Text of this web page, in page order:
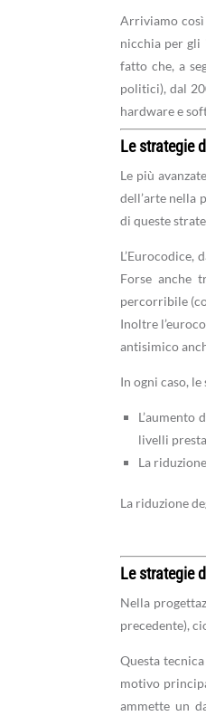
Arriviamo così
nicchia per gli
fatto che, a
politici), dal
hardware e
Le strategie
Le più
dell’arte nella
di queste
Forse anche
percorribile
Inoltre
antisimico
In ogni caso,
livelli
La
La riduzione
Le strategie
Nella
precedente),
Questa
motivo
ammette un